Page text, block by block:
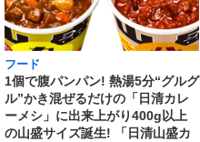
フード
1個で腹パンパン! 熱湯5分“グルグ
ル”かき混ぜるだけの「日清カレ
ーメシ」に出来上がり400g以上
の山盛サイズ誕生! 「日清山盛カ